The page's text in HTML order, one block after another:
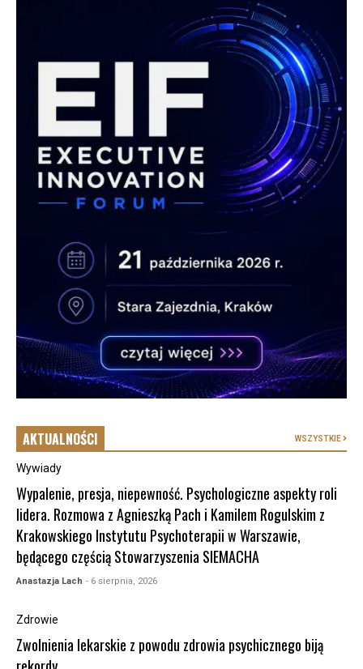
AKTUALNOŚCI WSZYSTKIE
Wywiady
Wypalenie, presja, niepewność. Psychologiczne aspekty roli
lidera. Rozmowa z Agnieszką Pach i Kamilem Rogulskim z
Krakowskiego Instytutu Psychoterapii w Warszawie,
będącego częścią Stowarzyszenia SIEMACHA
Anastazja Lach - 6 sierpnia, 2026
Zdrowie
Zwolnienia lekarskie z powodu zdrowia psychicznego biją